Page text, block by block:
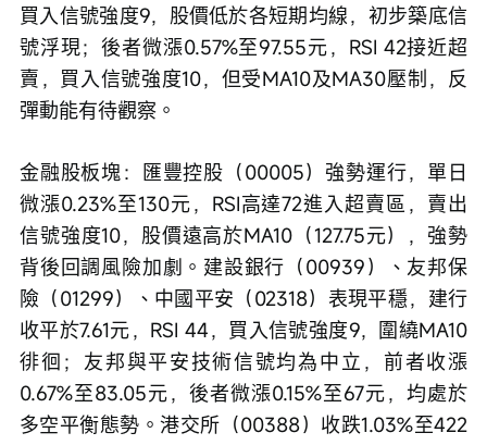
買入信號強度9，股價低於各短期均線，初步築底信
號浮現；後者微漲0.57%至97.55元，RSI 42接近超
賣，買入信號強度10，但受MA10及MA30壓制，反
彈動能有待觀察。
金融股板塊：匯豐控股（00005）強勢運行，單日
微漲0.23%至130元，RSI高達72進入超賣區，賣出
信號強度10，股價遠高於MA10（127.75元），強勢
背後回調風險加劇。建設銀行（00939）、友邦保
險（01299）、中國平安（02318）表現平穩，建行
收平於7.61元，RSI 44，買入信號強度9，圍繞MA10
徘徊；友邦與平安技術信號均為中立，前者收漲
0.67%至83.05元，後者微漲0.15%至67元，均處於
多空平衡態勢。港交所（00388）收跌1.03%至422